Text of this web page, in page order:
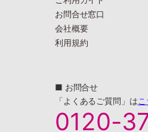
お問合せ窓口
会社概要
利用規約
■ お問合せ
「よくあるご質問」は
0120-